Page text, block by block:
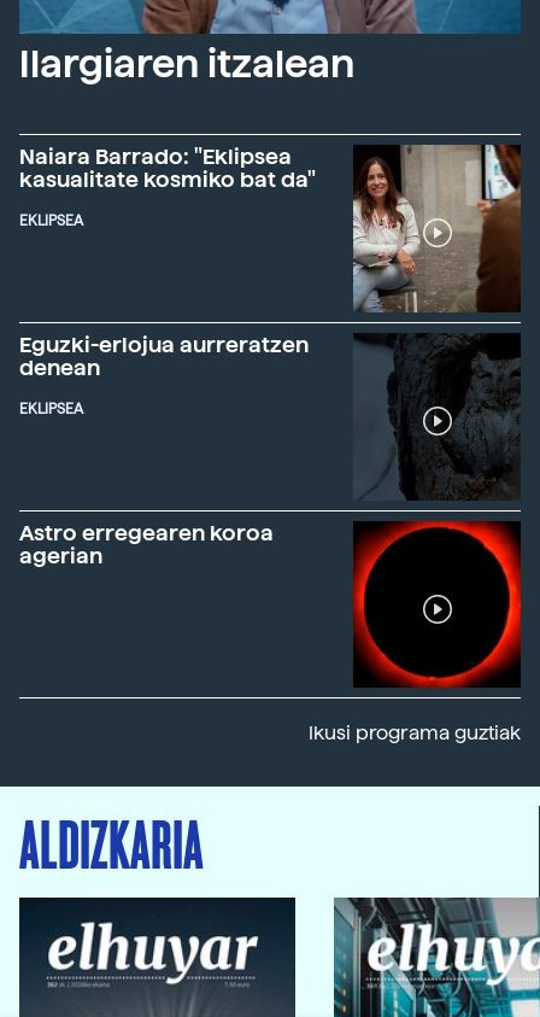
Ilargiaren itzalean
Naiara Barrado: "Eklipsea
kasualitate kosmiko bat da"
EKLIPSEA
Eguzki-erlojua aurreratzen
denean
EKLIPSEA
Astro erregearen koroa
agerian
Ikusi programa guztiak
ALDIZKARIA